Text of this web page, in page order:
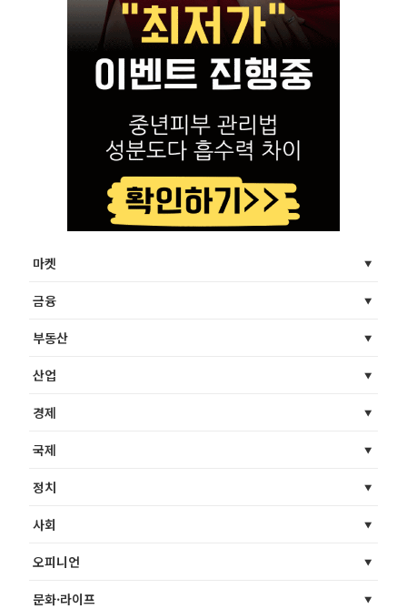
마켓
금융
부동산
산업
경제
국제
정치
사회
오피니언
문화·라이프